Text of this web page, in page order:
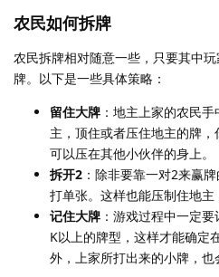
农民如何拆牌
农民拆牌相对随意一些，只要其中
牌。以下是一些具体策略：
留住大牌 ：地主上家的农民
主，顶住或者压住地主的牌
可以压在其他小伙伴的身上。
拆开2 ：除非要靠一对2来赢
打单张。这样也能压制住地主
记住大牌 ：游戏过程中一定
K以上的牌型，这样才能确定
外，上家所打出来的小牌，也